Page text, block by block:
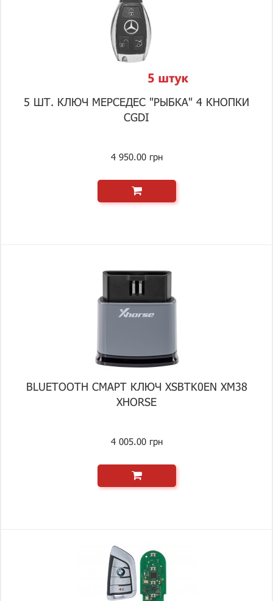
5 ШТ. КЛЮЧ МЕРСЕДЕС "РЫБКА" 4 КНОПКИ
CGDI
4 950.00 грн
BLUETOOTH СМАРТ КЛЮЧ XSBTK0EN XM38
XHORSE
4 005.00 грн